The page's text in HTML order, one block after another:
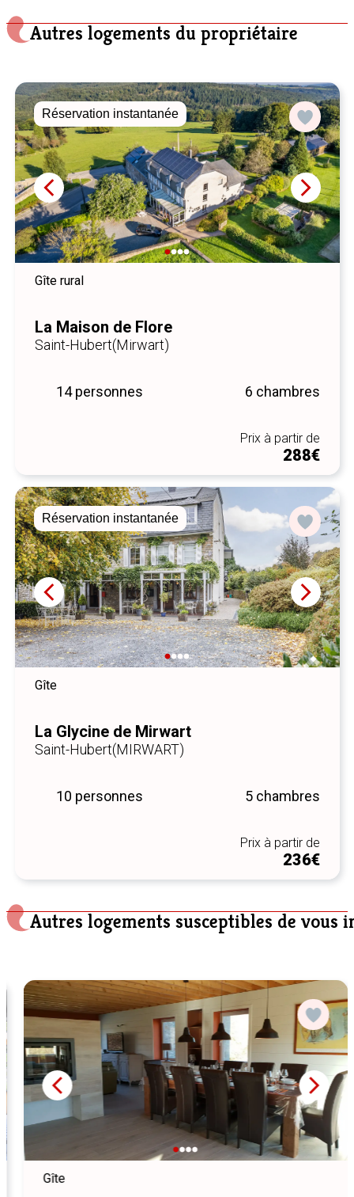
Autres logements du propriétaire
Réservation instantanée
Gîte rural
La Maison de Flore
Saint-Hubert(Mirwart)
14 personnes 6 chambres
Prix à partir de
288€
Réservation instantanée
Gîte
La Glycine de Mirwart
Saint-Hubert(MIRWART)
10 personnes 5 chambres
Prix à partir de
236€
Autres logements susceptibles de vous
Gîte